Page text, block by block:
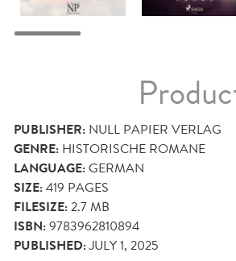
PUBLISHER: NULL PAPIER VERLAG
GENRE: HISTORISCHE ROMANE
LANGUAGE:GERMAN
SIZE:419 PAGES
FILESIZE:2.7 MB
ISBN:9783962810894
PUBLISHED:JULY 1, 2025